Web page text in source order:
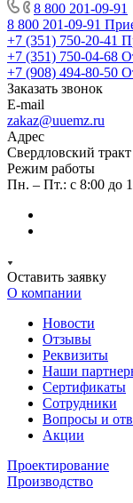
8 800 201-09-91
8 800 201-09-91
+7 (351) 750-20-41
+7 (351) 750-04-68
+7 (908) 494-80-50
Заказать звонок
E-mail
zakaz@uuemz.ru
Адрес
Свердловский
Режим работы
Пн. – Пт.: с 8:00 до
Оставить заявку
О компании
Новости
Отзывы
Реквизиты
Наши
Сертификаты
Сотрудники
Вопросы и
Акции
Проектирование
Производство